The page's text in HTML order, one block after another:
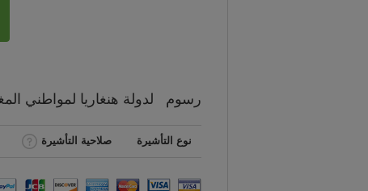
رسوم لدولة هنغاريا لمواطني
نوع التأشيرة صلاحية التأشيرة